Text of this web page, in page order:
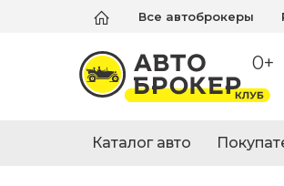
Все автоброкеры
0+
Каталог авто